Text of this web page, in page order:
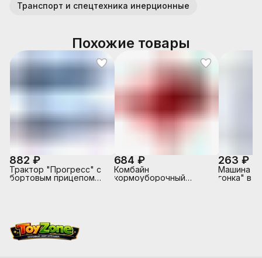
Транспорт и спецтехника инерционные
Похожие товары
882 ₽
Трактор "Прогресс" с
бортовым прицепом
684 ₽
Комбайн
кормоуборочный
263 ₽
Машина
гонка" в